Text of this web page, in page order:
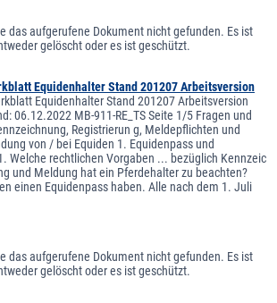
das aufgerufene Dokument nicht gefunden. Es ist
gelöscht oder es ist geschützt.
Equidenhalter Stand 201207 Arbeitsversion
Equidenhalter Stand 201207 Arbeitsversion
06.12.2022 MB-911-RE_TS Seite 1/5 Fragen und
Registrierun g, Meldepflichten und
von / bei Equiden 1. Equidenpass und
Welche rechtlichen Vorgaben ... bezüglich Kennzeic
und Meldung hat ein Pferdehalter zu beachten?
einen Equidenpass haben. Alle nach dem 1. Juli
das aufgerufene Dokument nicht gefunden. Es ist
gelöscht oder es ist geschützt.